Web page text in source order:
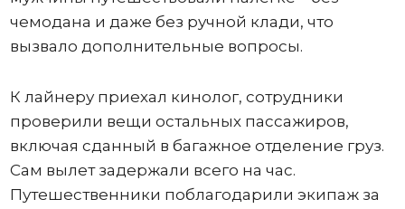
чемодана и даже без ручной клади, что
вызвало дополнительные вопросы.
К лайнеру приехал кинолог, сотрудники
проверили вещи остальных пассажиров,
включая сданный в багажное отделение груз.
Сам вылет задержали всего на час.
Путешественники поблагодарили экипаж за